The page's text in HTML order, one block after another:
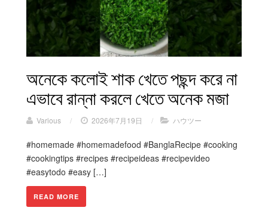
অনেকে কলোই শাক খেতে পছন্দ করে না
এভাবে রান্না করলে খেতে অনেক মজা
Various / 2026年7月19日 / ハウツー
#homemade #homemadefood #BanglaRecipe #cooking
#cookingtips #recipes #recipeideas #recipevideo
#easytodo #easy […]
READ MORE